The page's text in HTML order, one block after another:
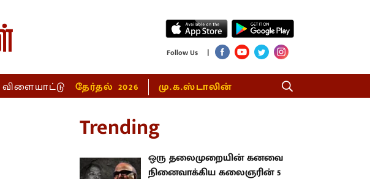
Follow Us |
விளையாட்டு தேர்தல் 2026 மு.க.ஸ்டாலின்
Trending
ஒரு தலைமுறையின் கனவை
நினைவாக்கிய கலைஞரின் 5